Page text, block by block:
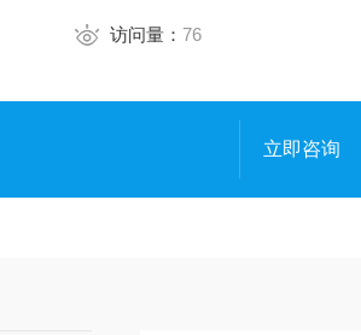
访问量： 76
立即咨询